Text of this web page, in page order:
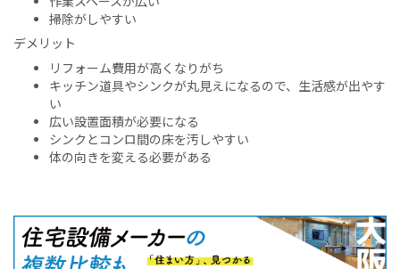
掃除がしやすい
デメリット
リフォーム費用が高くなりがち
キッチン道具やシンクが丸見えになるので、生活感が出やす
い
広い設置面積が必要になる
シンクとコンロ間の床を汚しやすい
体の向きを変える必要がある